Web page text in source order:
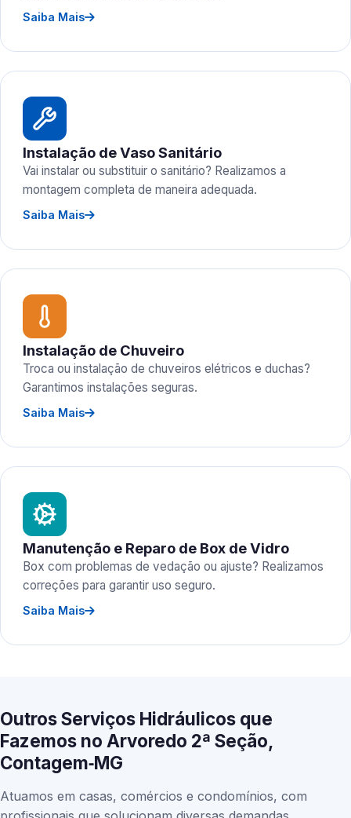
Saiba Mais
Instalação de Vaso Sanitário
Vai instalar ou substituir o sanitário? Realizamos a
montagem completa de maneira adequada.
Saiba Mais
Instalação de Chuveiro
Troca ou instalação de chuveiros elétricos e duchas?
Garantimos instalações seguras.
Saiba Mais
Manutenção e Reparo de Box de Vidro
Box com problemas de vedação ou ajuste? Realizamos
correções para garantir uso seguro.
Saiba Mais
Outros Serviços Hidráulicos que
Fazemos no Arvoredo 2ª Seção,
Contagem‑MG
Atuamos em casas, comércios e condomínios, com